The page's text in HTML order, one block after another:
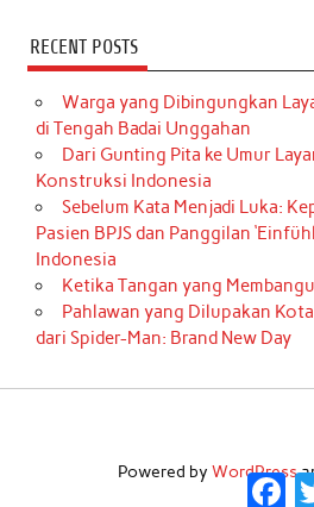
RECENT POSTS
Warga yang Dibingungkan
di Tengah Badai Unggahan
Dari Gunting Pita ke Umur
Konstruksi Indonesia
Sebelum Kata Menjadi Luka:
Pasien BPJS dan Panggilan
Indonesia
Ketika Tangan yang
Pahlawan yang Dilupakan
dari Spider-Man: Brand New Day
Powered by WordPress